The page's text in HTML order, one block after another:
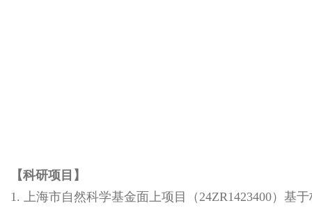
【科研项目】
1. 上海市自然科学基金面上项目（24ZR1423400）基